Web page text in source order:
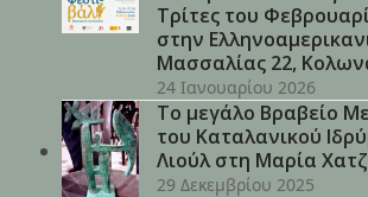
Τρίτες του
στην
Μασσαλίας 22,
24 Ιανουαρίου 2026
Το μεγάλο Βραβείο
του Καταλανικού
Λιούλ στη Μαρία
29 Δεκεμβρίου 2025